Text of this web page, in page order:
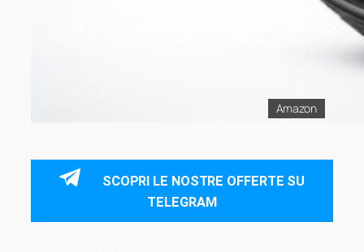
Amazon
SCOPRI LE NOSTRE OFFERTE SU
TELEGRAM